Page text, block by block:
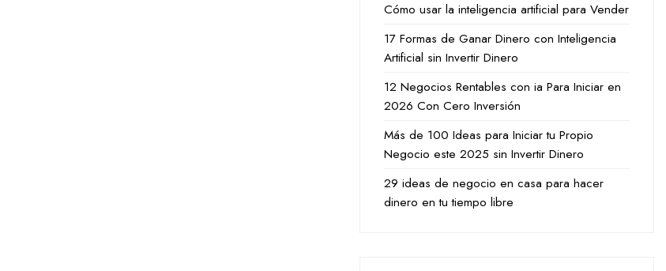
Cómo usar la inteligencia artificial para Vender
17 Formas de Ganar Dinero con Inteligencia
Artificial sin Invertir Dinero
12 Negocios Rentables con ia Para Iniciar en
2026 Con Cero Inversión
Más de 100 Ideas para Iniciar tu Propio
Negocio este 2025 sin Invertir Dinero
29 ideas de negocio en casa para hacer
dinero en tu tiempo libre